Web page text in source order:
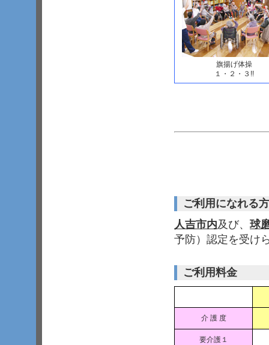
旗揚げ体操
１・２・３!!
ご利用になれる方
人吉市内及び、 球
予防）認定を受け
ご利用料金
介 護 度
要介護１